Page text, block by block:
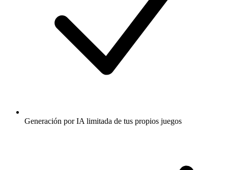
Generación por IA limitada de tus propios juegos